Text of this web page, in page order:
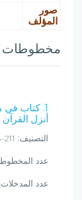
صور
المؤلف
مخطوطات
1. كتاب في
أنزل
التصنيف:
عدد
عدد المدخلات: